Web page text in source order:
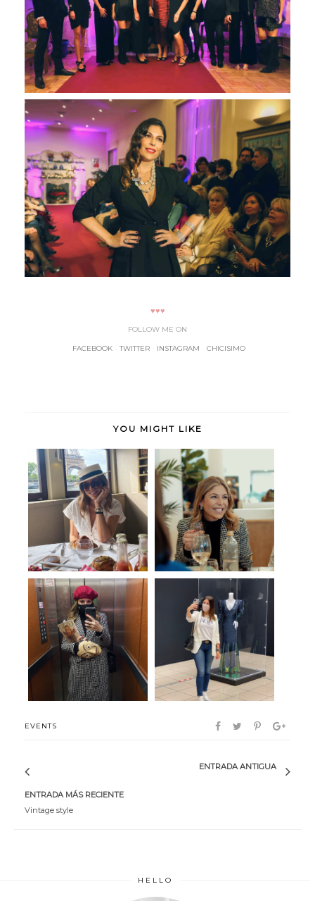
♥♥♥
FOLLOW ME ON
FACEBOOK-TWITTER- INSTAGRAM CHICISIMO
YOU MIGHT LIKE
Petit déjeuner Foodoo
Shopening event Fashion expo
EVENTS
ENTRADA MÁS RECIENTE
Vintage style
ENTRADA ANTIGUA
HELLO